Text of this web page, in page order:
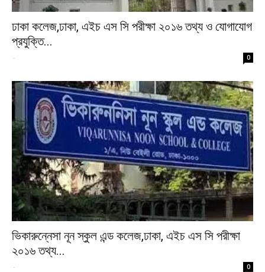
ঢাকা কলেজ,ঢাকা, এইচ এস সি পরীক্ষা ২০১৬ তথ্য ও যোগাযোগ
প্রযুক্তি...
- 0
ভিকারুন্নেসা নূন স্কুল এন্ড কলেজ,ঢাকা, এইচ এস সি পরীক্ষা
২০১৬ তথ্য...
- 0